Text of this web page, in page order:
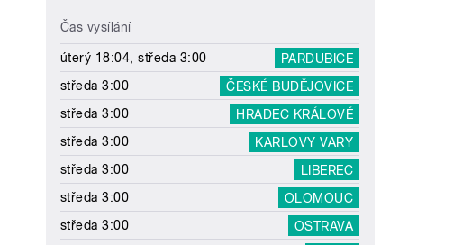
Čas vysílání
úterý 18:04, středa 3:00
PARDUBICE
středa 3:00
ČESKÉ BUDĚJOVICE
středa 3:00
HRADEC KRÁLOVÉ
středa 3:00
KARLOVY VARY
středa 3:00
LIBEREC
středa 3:00
OLOMOUC
středa 3:00
OSTRAVA